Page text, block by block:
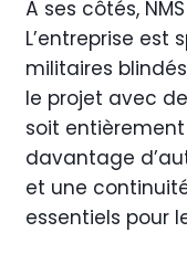
À ses côtés,
L’entreprise
militaires
le projet avec
soit
davantage
et une
essentiels pour